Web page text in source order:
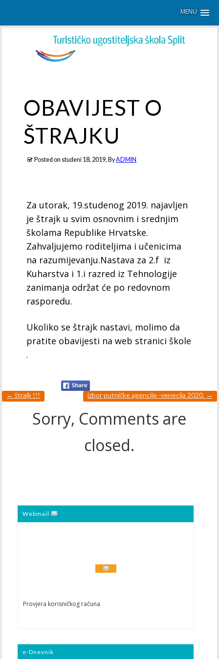
MENU
OBAVIJEST O
ŠTRAJKU
Posted on studeni 18, 2019, ByADMIN
Za utorak, 19.studenog 2019. najavljen
je štrajk u svim osnovnim i srednjim
školama Republike Hrvatske.
Zahvaljujemo roditeljima i učenicima
na razumijevanju.Nastava za 2.f iz
Kuharstva i 1.i razred iz Tehnologije
zanimanja održat će po redovnom
rasporedu.
Ukoliko se štrajk nastavi, molimo da
pratite obavijesti na web stranici škole
.
izbor putničke agencije -venecija 2020. →
← štrajk !!!
Sorry, Comments are
closed.
Webmail
Provjera korisničkog računa
e-Dnevnik